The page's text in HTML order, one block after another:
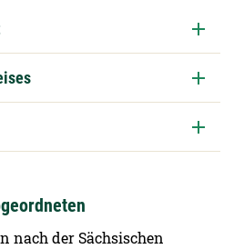
nach der Sächsischen